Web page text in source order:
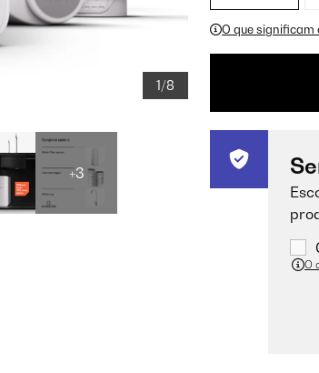
1/8
+3
O que significam
O